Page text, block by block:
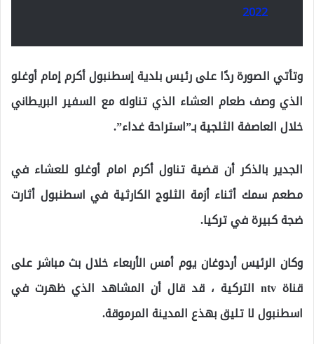
2022
وتأتي الصورة ردًا على رئيس بلدية إسطنبول أكرم إمام أوغلو
الذي وصف طعام العشاء الذي تناوله مع السفير البريطاني
خلال العاصفة الثلجية بـ”استراحة غداء”.
الجدير بالذكر أن قضية تناول أكرم امام أوغلو للعشاء في
مطعم سمك أثناء أزمة الثلوج الكارثية في اسطنبول أثارت
ضجة كبيرة في تركيا.
وكان الرئيس أردوغان يوم أمس الأربعاء خلال بث مباشر على
قناة ntv التركية ، قد قال أن المشاهد الذي ظهرت في
اسطنبول لا تليق بهذع المدينة المرموقة.